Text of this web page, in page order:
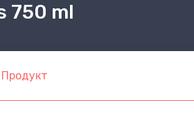
750 ml
Продукт